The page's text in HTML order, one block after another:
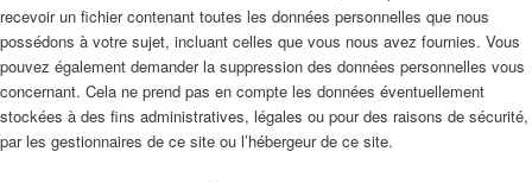
recevoir un fichier contenant toutes les données personnelles que nous
possédons à votre sujet, incluant celles que vous nous avez fournies. Vous
pouvez également demander la suppression des données personnelles vous
concernant. Cela ne prend pas en compte les données éventuellement
stockées à des fins administratives, légales ou pour des raisons de sécurité,
par les gestionnaires de ce site ou l’hébergeur de ce site.